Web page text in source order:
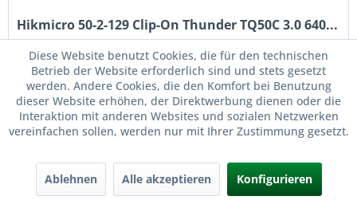
Hikmicro 50-2-129 Clip-On Thunder TQ50C 3.0 640...
Hikmicro 50-2-129 Clip-On Thunder TQ50C 3.0 640 × 512
Auflösung bei 12 μm NETD < 15 mK Artikelnummer: 50-2-
129 HIKMICRO Thunder TQ50C 3.0 – Ultimative Präzision für
anspruchsvolle Anwendungen Der HIKMICRO Thunder
TQ50C 3.0...
Inhalt1 Stück
2.591,04 € *
Merken
Diese Website benutzt Cookies, die für den technischen
Betrieb der Website erforderlich sind und stets gesetzt
werden. Andere Cookies, die den Komfort bei Benutzung
dieser Website erhöhen, der Direktwerbung dienen oder die
Interaktion mit anderen Websites und sozialen Netzwerken
vereinfachen sollen, werden nur mit Ihrer Zustimmung gesetzt.
Ablehnen Alle akzeptieren Konfigurieren